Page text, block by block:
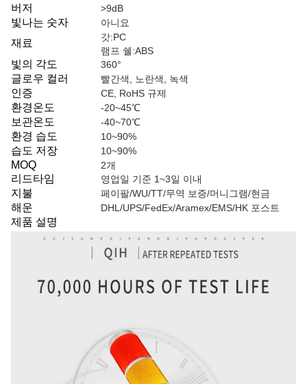
버저 >9dB
빛나는 숫자 아니요
재료
갓:PC
램프 쉘:ABS
빛의 각도 360°
글로우 컬러 빨간색, 노란색, 녹색
인증 CE, RoHS 규제
환경온도 -20~45℃
보관온도 -40~70℃
환경 습도 10~90%
습도 저장 10~90%
MOQ 2개
리드타임 영업일 기준 1~3일 이내
지불 페이팔/WU/TT/무역 보증/머니그램/현금
해운 DHL/UPS/FedEx/Aramex/EMS/HK 포스트
제품 설명